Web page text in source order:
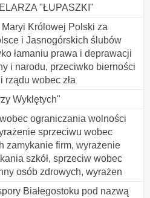
"ŁUPASZKI"
Królowej Polski za
i Jasnogórskich ślubów
łamaniu prawa i deprawacji
i narodu, przeciwko bierności
rządu wobec zła
Wyklętych"
ograniczania wolności
sprzeciwu wobec
zamykanie firm, wyrażenie
szkół, sprzeciw wobec
osób zdrowych, wyrażen
Białegostoku pod nazwą